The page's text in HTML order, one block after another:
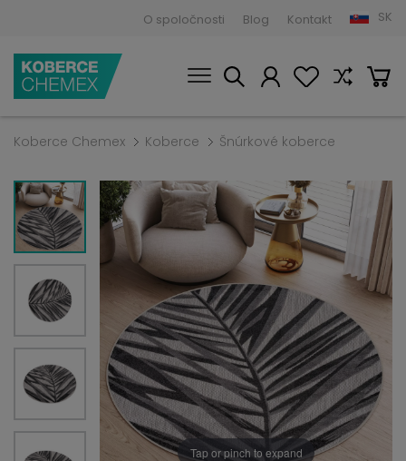
O spoločnosti Blog Kontakt SK
Koberce Chemex Koberce Šnúrkové koberce
Tap or pinch to expand